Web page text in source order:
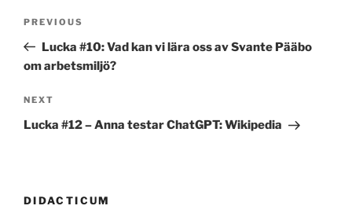
Previous
Post
PREVIOUS
Lucka #10: Vad kan vi lära oss av Svante Pääbo
om arbetsmiljö?
Next
Post
NEXT
Lucka #12 – Anna testar ChatGPT: Wikipedia
DIDACTICUM